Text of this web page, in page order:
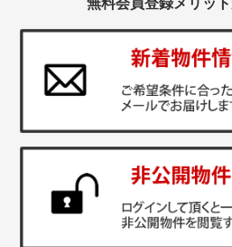
無料会員登録メリット